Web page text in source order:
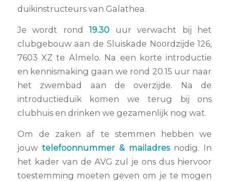
duikinstructeurs van Galathea.
Je wordt rond19.30 uur verwacht bij het
clubgebouw aan de Sluiskade Noordzijde 126,
7603 XZ te Almelo. Na een korte introductie
en kennismaking gaan we rond 20.15 uur naar
het zwembad aan de overzijde. Na de
introductieduik komen we terug bij ons
clubhuis en drinken we gezamenlijk nog wat.
Om de zaken af te stemmen hebben we
jouw telefoonnummer & mailadresnodig. In
het kader van de AVG zul je ons dus hiervoor
toestemming moeten geven om je te mogen